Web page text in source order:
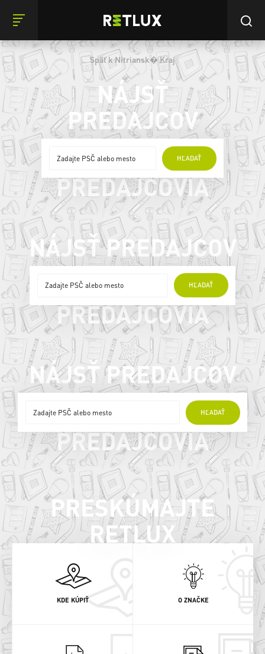
Späť k Nitriansk� Kraj
NÁJSŤ
PREDAJCOV
HĽADAŤ
ONLINE
PREDAJCOVIA
NÁJSŤ PREDAJCOV
HĽADAŤ
ONLINE
PREDAJCOVIA
NÁJSŤ PREDAJCOV
HĽADAŤ
ONLINE
PREDAJCOVIA
PRESKÚMAJTE
RETLUX
KDE KÚPIŤ O ZNAČKE